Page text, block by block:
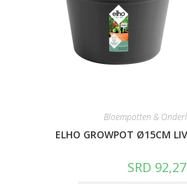
Bloempotten &
ELHO GROWPOT Ø15CM
SRD 92,27